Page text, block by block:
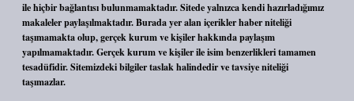
ile hiçbir bağlantısı bulunmamaktadır. Sitede yalnızca kendi hazırladığımız
makaleler paylaşılmaktadır. Burada yer alan içerikler haber niteliği
taşımamakta olup, gerçek kurum ve kişiler hakkında paylaşım
yapılmamaktadır. Gerçek kurum ve kişiler ile isim benzerlikleri tamamen
tesadüfidir. Sitemizdeki bilgiler taslak halindedir ve tavsiye niteliği
taşımazlar.